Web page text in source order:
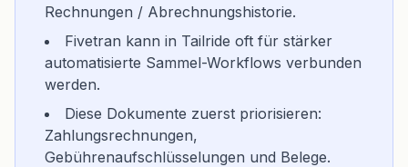
Rechnungen / Abrechnungshistorie.
Fivetran kann in Tailride oft für stärker
automatisierte Sammel-Workflows verbunden
werden.
Diese Dokumente zuerst priorisieren:
Zahlungsrechnungen,
Gebührenaufschlüsselungen und Belege.